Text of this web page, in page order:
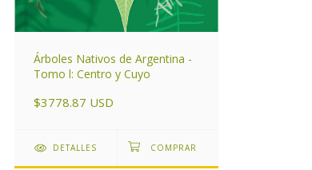
Árboles Nativos de Argentina -
Tomo l: Centro y Cuyo
$3778.87 USD
DETALLES